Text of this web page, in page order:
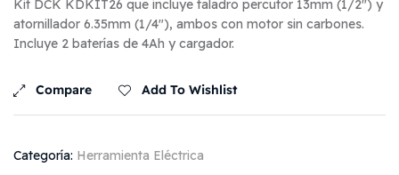
Kit DCK KDKIT26 que incluye taladro percutor 13mm (1/2″) y
atornillador 6.35mm (1/4″), ambos con motor sin carbones.
Incluye 2 baterías de 4Ah y cargador.
Compare Add To Wishlist
Categoría: Herramienta Eléctrica